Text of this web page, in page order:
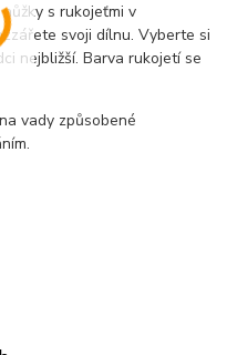
s rukojeťmi v
svoji dílnu. Vyberte si
nejbližší. Barva rukojetí se
vady způsobené